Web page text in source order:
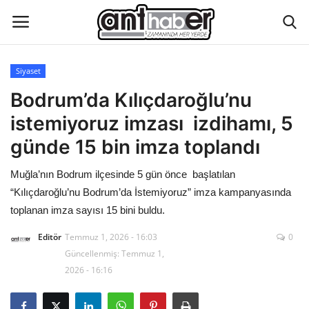
Künye
Eğitim
Hakkımızda
İletişim
Çevre
Siyaset
Bodrum’da Kılıçdaroğlu’nu
istemiyoruz imzası izdihamı, 5
günde 15 bin imza toplandı
Muğla’nın Bodrum ilçesinde 5 gün önce başlatılan
“Kılıçdaroğlu’nu Bodrum’da İstemiyoruz” imza kampanyasında
toplanan imza sayısı 15 bini buldu.
Editör Temmuz 1, 2026 - 16:03
Güncellenmiş: Temmuz 1,
2026 - 16:16
0